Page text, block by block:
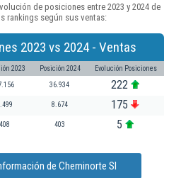
de posiciones entre 2023 y 2024 de
rankings según sus ventas:
2023 vs 2024 - Ventas
2023 Posición 2024 Evolución Posiciones
36.934 222
8.674 175
408 403 5
de Cheminorte Sl